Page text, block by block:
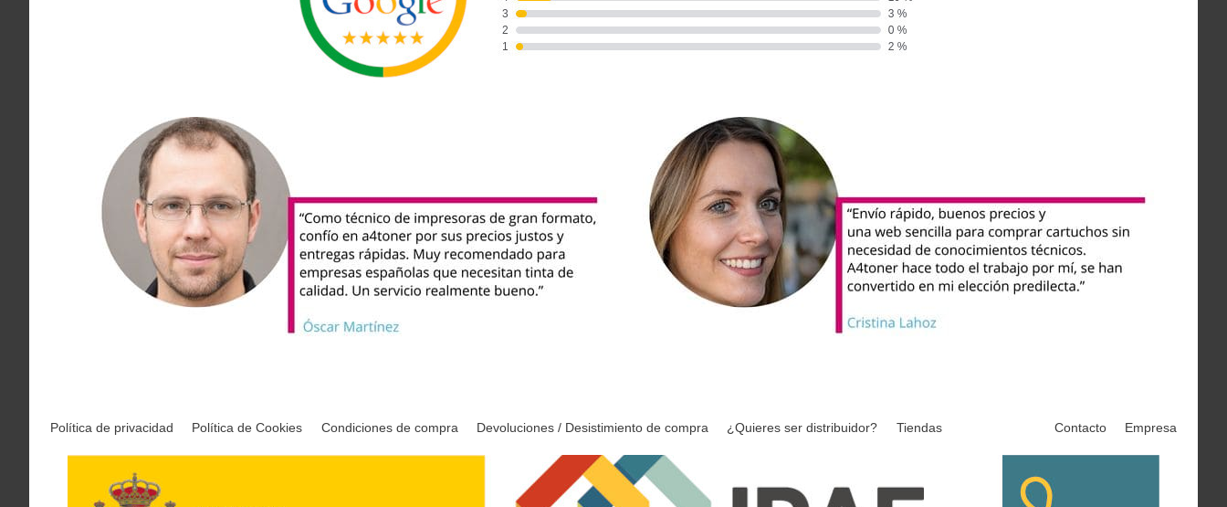
Política de privacidad Política de Cookies Condiciones de compra Devoluciones / Desistimiento de compra ¿Quieres ser distribuidor? Tiendas Contacto Empresa